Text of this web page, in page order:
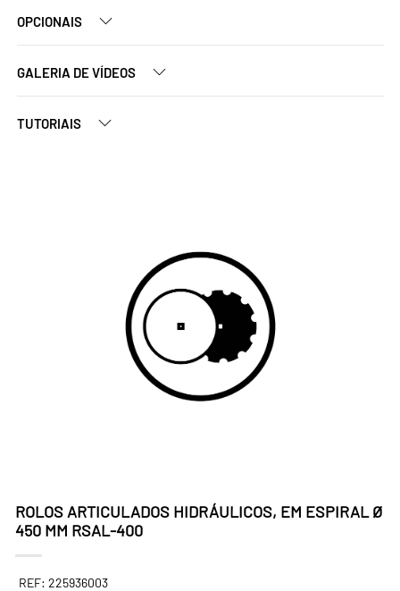
OPCIONAIS
GALERIA DE VÍDEOS
TUTORIAIS
ROLOS ARTICULADOS HIDRÁULICOS, EM ESPIRAL Ø
450 MM RSAL-400
REF: 225936003